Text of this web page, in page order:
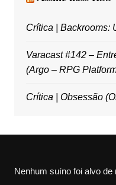
Crítica | Backrooms:
Varacast #142 –
(Argo – RPG
Crítica | Obsessão
Nenhum suíno foi alvo